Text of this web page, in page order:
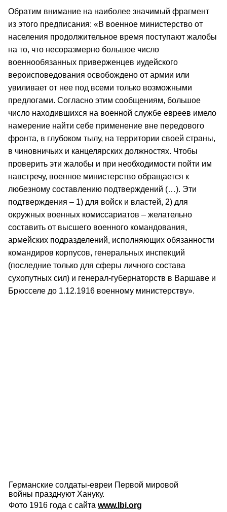
Обратим внимание на наиболее значимый фрагмент
из этого предписания: «В военное министерство от
населения продолжительное время поступают жалобы
на то, что несоразмерно большое число
военнообязанных приверженцев иудейского
вероисповедования освобождено от армии или
увиливает от нее под всеми только возможными
предлогами. Согласно этим сообщениям, большое
число находившихся на военной службе евреев имело
намерение найти себе применение вне передового
фронта, в глубоком тылу, на территории своей страны,
в чиновничьих и канцелярских должностях. Чтобы
проверить эти жалобы и при необходимости пойти им
навстречу, военное министерство обращается к
любезному составлению подтверждений (…). Эти
подтверждения – 1) для войск и властей, 2) для
окружных военных комиссариатов – желательно
составить от высшего военного командования,
армейских подразделений, исполняющих обязанности
командиров корпусов, генеральных инспекций
(последние только для сферы личного состава
сухопутных сил) и генерал-губернаторств в Варшаве и
Брюсселе до 1.12.1916 военному министерству».
Германские солдаты-евреи Первой мировой
войны празднуют Хануку.
Фото 1916 года с сайта www.lbi.org